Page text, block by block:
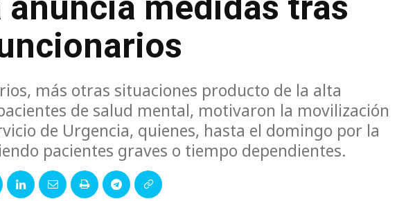
más otras situaciones producto de la alta
de salud mental, motivaron la movilización
de Urgencia, quienes, hasta el domingo por la
pacientes graves o tiempo dependientes.